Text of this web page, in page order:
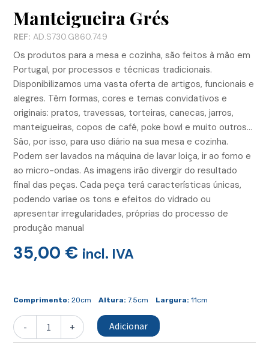
Manteigueira Grés
REF: AD.S730.G860.749
Os produtos para a mesa e cozinha, são feitos à mão em
Portugal, por processos e técnicas tradicionais.
Disponibilizamos uma vasta oferta de artigos, funcionais e
alegres. Têm formas, cores e temas convidativos e
originais: pratos, travessas, torteiras, canecas, jarros,
manteigueiras, copos de café, poke bowl e muito outros…
São, por isso, para uso diário na sua mesa e cozinha.
Podem ser lavados na máquina de lavar loiça, ir ao forno e
ao micro-ondas. As imagens irão divergir do resultado
final das peças. Cada peça terá características únicas,
podendo variae os tons e efeitos do vidrado ou
apresentar irregularidades, próprias do processo de
produção manual
35,00 € incl. IVA
Comprimento: 20cm Altura: 7.5cm Largura: 11cm
-
Manteigueira
Grés
+ Adicionar